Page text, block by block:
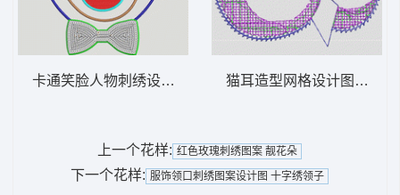
卡通笑脸人物刺绣设计 亮片女孩领带猫耳造型网格设计图 毛巾
上一个花样: 红色玫瑰刺绣图案 靓花朵
下一个花样: 服饰领口刺绣图案设计图 十字绣领子